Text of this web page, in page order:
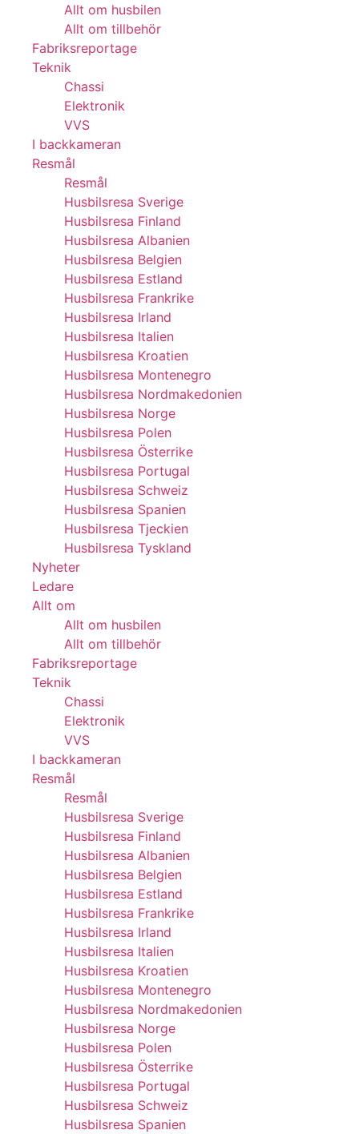
Allt om husbilen
Allt om tillbehör
Fabriksreportage
Teknik
Chassi
Elektronik
VVS
I backkameran
Resmål
Resmål
Husbilsresa Sverige
Husbilsresa Finland
Husbilsresa Albanien
Husbilsresa Belgien
Husbilsresa Estland
Husbilsresa Frankrike
Husbilsresa Irland
Husbilsresa Italien
Husbilsresa Kroatien
Husbilsresa Montenegro
Husbilsresa Nordmakedonien
Husbilsresa Norge
Husbilsresa Polen
Husbilsresa Österrike
Husbilsresa Portugal
Husbilsresa Schweiz
Husbilsresa Spanien
Husbilsresa Tjeckien
Husbilsresa Tyskland
Nyheter
Ledare
Allt om
Allt om husbilen
Allt om tillbehör
Fabriksreportage
Teknik
Chassi
Elektronik
VVS
I backkameran
Resmål
Resmål
Husbilsresa Sverige
Husbilsresa Finland
Husbilsresa Albanien
Husbilsresa Belgien
Husbilsresa Estland
Husbilsresa Frankrike
Husbilsresa Irland
Husbilsresa Italien
Husbilsresa Kroatien
Husbilsresa Montenegro
Husbilsresa Nordmakedonien
Husbilsresa Norge
Husbilsresa Polen
Husbilsresa Österrike
Husbilsresa Portugal
Husbilsresa Schweiz
Husbilsresa Spanien